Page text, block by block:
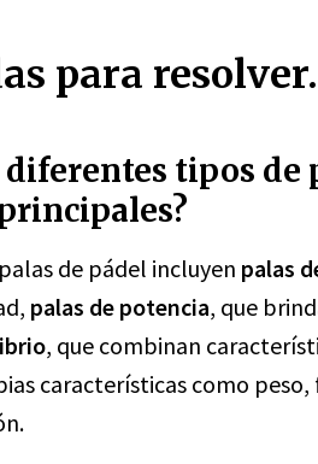
para
diferentes tipos de
de pádel incluyen palas
palas de potencia, que
, que combinan
características como